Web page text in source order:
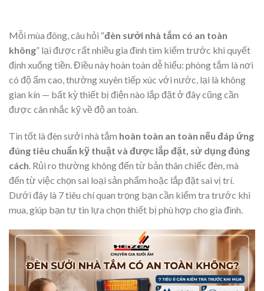
Mỗi mùa đông, câu hỏi “đèn sưởi nhà tắm có an toàn
không” lại được rất nhiều gia đình tìm kiếm trước khi quyết
định xuống tiền. Điều này hoàn toàn dễ hiểu: phòng tắm là nơi
có độ ẩm cao, thường xuyên tiếp xúc với nước, lại là không
gian kín — bất kỳ thiết bị điện nào lắp đặt ở đây cũng cần
được cân nhắc kỹ về độ an toàn.
Tin tốt là đèn sưởi nhà tắm hoàn toàn an toàn nếu đáp ứng
đúng tiêu chuẩn kỹ thuật và được lắp đặt, sử dụng đúng
cách. Rủi ro thường không đến từ bản thân chiếc đèn, mà
đến từ việc chọn sai loại sản phẩm hoặc lắp đặt sai vị trí.
Dưới đây là 7 tiêu chí quan trọng bạn cần kiểm tra trước khi
mua, giúp bạn tự tin lựa chọn thiết bị phù hợp cho gia đình.